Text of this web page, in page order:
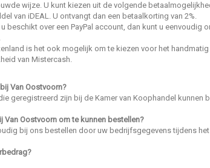
wijze. U kunt kiezen uit de volgende
van iDEAL. U ontvangt dan een betaalkorting van 2%.
beschikt over een PayPal account, dan kunt u eenvoudig
is het ook mogelijk om te kiezen voor het
van Mistercash.
Van Oostvoorn?
geregistreerd zijn bij de Kamer van Koophandel kunnen
Oostvoorn om te kunnen bestellen?
bij ons bestellen door uw bedrijfsgegevens tijdens